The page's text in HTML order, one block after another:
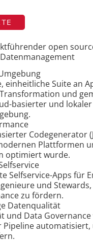
open
einheitliche Suite an
und
basierter und
Codegenerator
Plattformen
optimiert wurde.
Selfservice-Apps für
und
zu fördern.
Datenqualität
und Data
Pipeline automatisiert,